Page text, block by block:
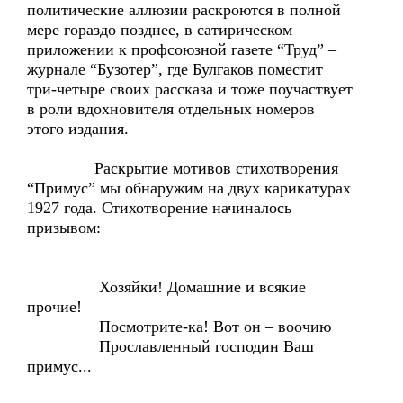
политические аллюзии раскроются в полной
мере гораздо позднее, в сатирическом
приложении к профсоюзной газете “Труд” –
журнале “Бузотер”, где Булгаков поместит
три-четыре своих рассказа и тоже поучаствует
в роли вдохновителя отдельных номеров
этого издания.
Раскрытие мотивов стихотворения
“Примус” мы обнаружим на двух карикатурах
1927 года. Стихотворение начиналось
призывом:
Хозяйки! Домашние и всякие
прочие!
Посмотрите-ка! Вот он – воочию
Прославленный господин Ваш
примус...